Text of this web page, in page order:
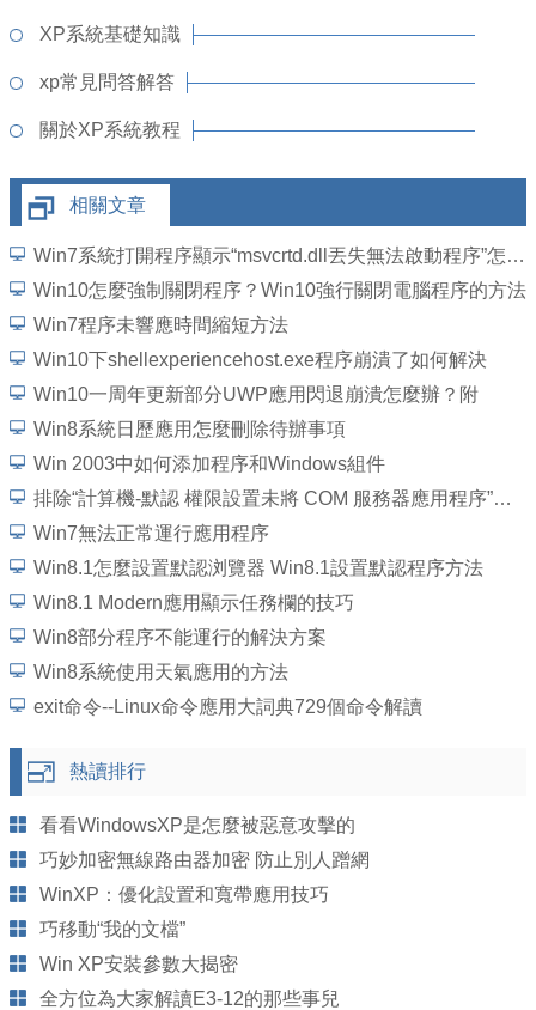
XP系統基礎知識
xp常見問答解答
關於XP系統教程
相關文章
Win7系統打開程序顯示“msvcrtd.dll丟失無法啟動程序”怎麼解決
Win10怎麼強制關閉程序？Win10強行關閉電腦程序的方法
Win7程序未響應時間縮短方法
Win10下shellexperiencehost.exe程序崩潰了如何解決
Win10一周年更新部分UWP應用閃退崩潰怎麼辦？附
Win8系統日歷應用怎麼刪除待辦事項
Win 2003中如何添加程序和Windows組件
排除“計算機-默認 權限設置未將 COM 服務器應用程序”的錯誤
Win7無法正常運行應用程序
Win8.1怎麼設置默認浏覽器 Win8.1設置默認程序方法
Win8.1 Modern應用顯示任務欄的技巧
Win8部分程序不能運行的解決方案
Win8系統使用天氣應用的方法
exit命令--Linux命令應用大詞典729個命令解讀
熱讀排行
看看WindowsXP是怎麼被惡意攻擊的
巧妙加密無線路由器加密 防止別人蹭網
WinXP：優化設置和寬帶應用技巧
巧移動“我的文檔”
Win XP安裝參數大揭密
全方位為大家解讀E3-12的那些事兒